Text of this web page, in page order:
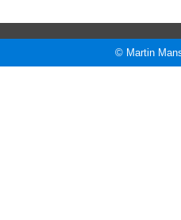
© Martin